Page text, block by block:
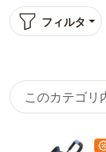
フィルタ